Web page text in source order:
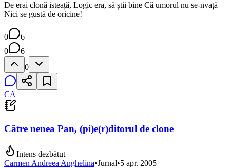
De erai clonă isteață, Logic era, să știi bine Că umorul nu se-nvață
Nici se gustă de oricine!
0
6
0
6
0
CA
Către nenea Pan, (pi)e(r)ditorul de clone
Intens dezbătut
Carmen Andreea Anghelina•Jurnal•5 apr. 2005